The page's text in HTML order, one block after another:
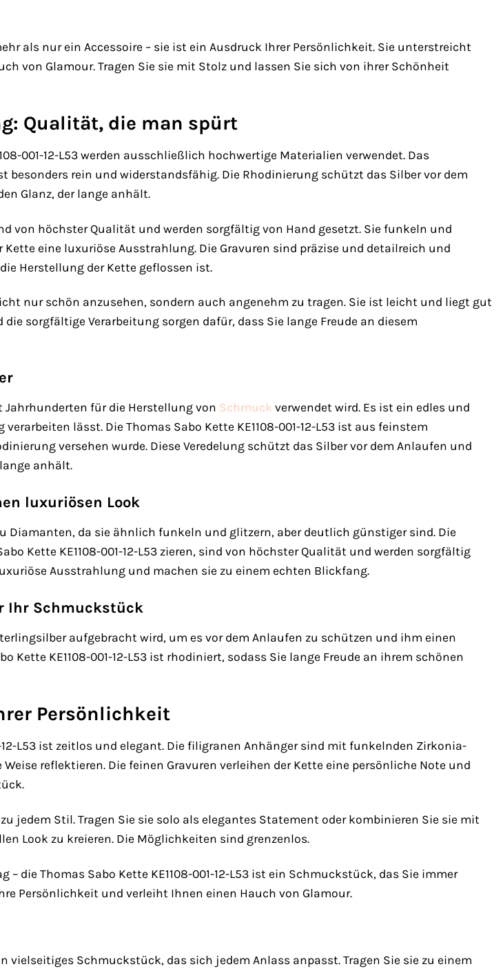
als nur ein Accessoire – sie ist ein Ausdruck Ihrer Persönlichkeit. Sie unterstreicht
von Glamour. Tragen Sie sie mit Stolz und lassen Sie sich von ihrer Schönheit
Qualität, die man spürt
001-12-L53 werden ausschließlich hochwertige Materialien verwendet. Das
besonders rein und widerstandsfähig. Die Rhodinierung schützt das Silber vor dem
Glanz, der lange anhält.
von höchster Qualität und werden sorgfältig von Hand gesetzt. Sie funkeln und
eine luxuriöse Ausstrahlung. Die Gravuren sind präzise und detailreich und
Herstellung der Kette geflossen ist.
nur schön anzusehen, sondern auch angenehm zu tragen. Sie ist leicht und liegt gut
sorgfältige Verarbeitung sorgen dafür, dass Sie lange Freude an diesem
für die Herstellung von Schmuck verwendet wird. Es ist ein edles und
lässt. Die Thomas Sabo Kette KE1108-001-12-L53 ist aus feinstem
versehen wurde. Diese Veredelung schützt das Silber vor dem Anlaufen und
anhält.
luxuriösen Look
Diamanten, da sie ähnlich funkeln und glitzern, aber deutlich günstiger sind. Die
Kette KE1108-001-12-L53 zieren, sind von höchster Qualität und werden sorgfältig
Ausstrahlung und machen sie zu einem echten Blickfang.
Ihr Schmuckstück
aufgebracht wird, um es vor dem Anlaufen zu schützen und ihm einen
Kette KE1108-001-12-L53 ist rhodiniert, sodass Sie lange Freude an ihrem schönen
Persönlichkeit
12-L53 ist zeitlos und elegant. Die filigranen Anhänger sind mit funkelnden Zirkonia-
reflektieren. Die feinen Gravuren verleihen der Kette eine persönliche Note und
jedem Stil. Tragen Sie sie solo als elegantes Statement oder kombinieren Sie sie mit
Look zu kreieren. Die Möglichkeiten sind grenzenlos.
– die Thomas Sabo Kette KE1108-001-12-L53 ist ein Schmuckstück, das Sie immer
Persönlichkeit und verleiht Ihnen einen Hauch von Glamour.
vielseitiges Schmuckstück, das sich jedem Anlass anpasst. Tragen Sie sie zu einem